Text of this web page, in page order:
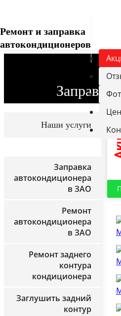
Ремонт и заправка
автокондиционеров
Заправка
ЗАО,
Наши услуги
Заправка
автокондиционера
в ЗАО
Ремонт
автокондиционера
в ЗАО
Ремонт заднего
контура
кондиционера
Заглушить задний
контур